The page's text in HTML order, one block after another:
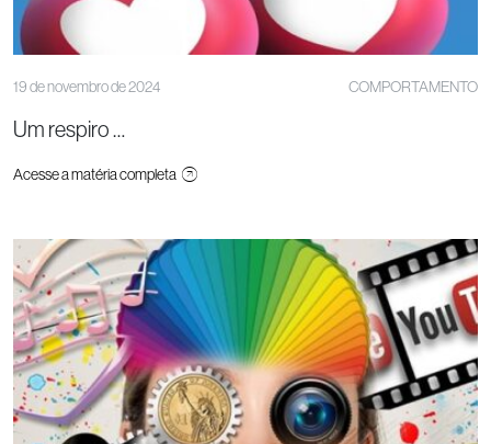
19 de novembro de 2024 COMPORTAMENTO
Um respiro …
Acesse a matéria completa